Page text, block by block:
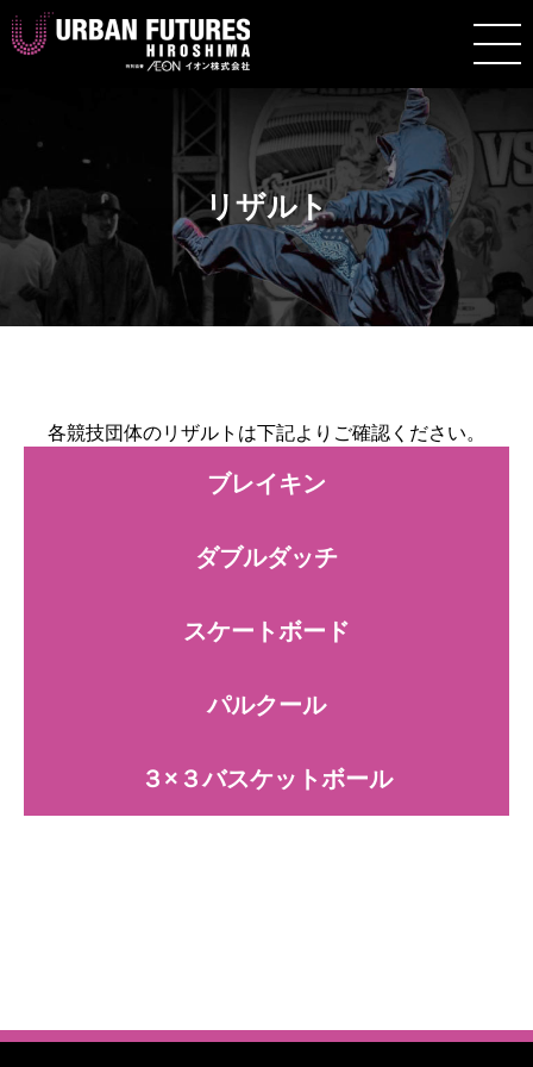
リザルト
各競技団体のリザルトは下記よりご確認ください。
ブレイキン
ダブルダッチ
スケートボード
パルクール
３×３バスケットボール